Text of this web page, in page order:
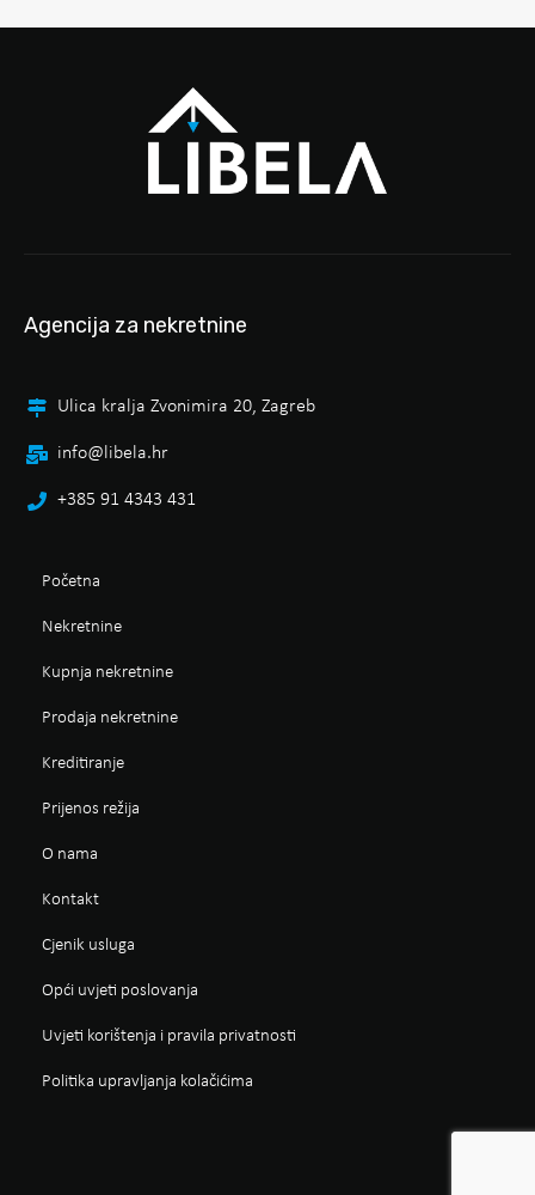
Agencija za nekretnine
Ulica kralja Zvonimira 20, Zagreb
info@libela.hr
+385 91 4343 431
Početna
Nekretnine
Kupnja nekretnine
Prodaja nekretnine
Kreditiranje
Prijenos režija
O nama
Kontakt
Cjenik usluga
Opći uvjeti poslovanja
Uvjeti korištenja i pravila privatnosti
Politika upravljanja kolačićima